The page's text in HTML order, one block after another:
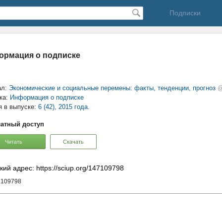
Подписки
о подписке
Экономические и социальные перемены: факты, тенденции, прогноз
Информация о подписке
в выпуске: 6 (42), 2015 года.
доступ
Читать Скачать
адрес: https://sciup.org/147109798